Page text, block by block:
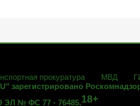
прокуратура МВД
зарегистрировано
ЭЛ № ФС 77 - 76485.18+